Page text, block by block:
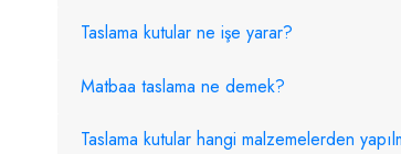
Taslama kutular ne işe yarar?
Matbaa taslama ne demek?
Taslama kutular hangi malzemelerden